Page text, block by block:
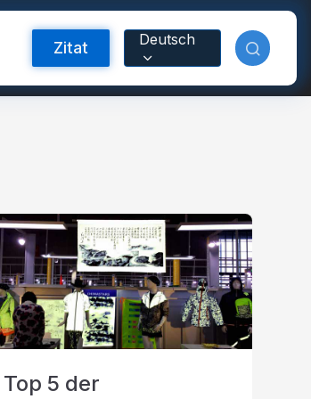
Zitat Deutsch
Top 5 der